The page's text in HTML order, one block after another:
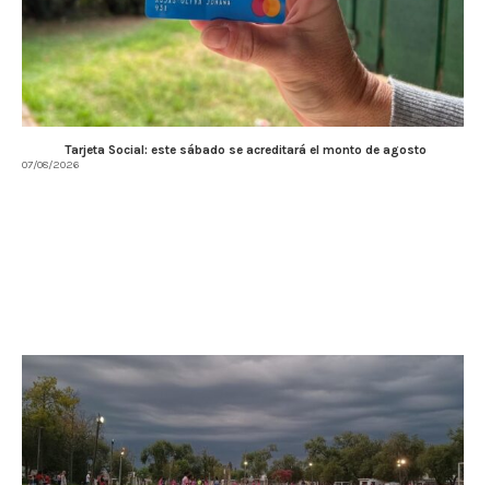
Tarjeta Social: este sábado se acreditará el monto de agosto
07/08/2026